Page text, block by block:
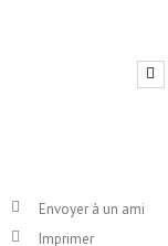
Envoyer à un ami
Imprimer